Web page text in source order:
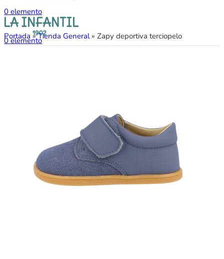
0 elemento
0elemento
Portada »Tienda General» Zapy deportiva terciopelo